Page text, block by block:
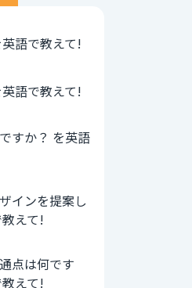
語で教えて!
語で教えて!
すか？ を英語
インを提案し
えて!
点は何です
えて!